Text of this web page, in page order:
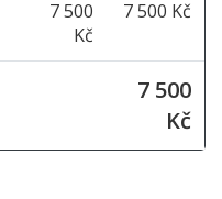
7 500
Kč
7 500 Kč
7 500
Kč